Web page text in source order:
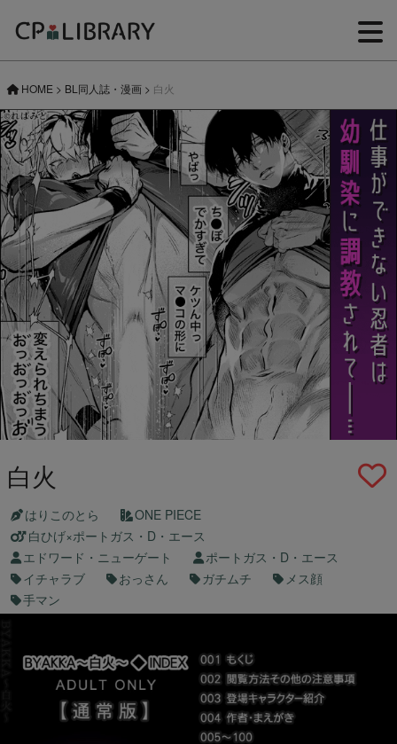
HOME > BL同人誌・漫画 > 白火
白火
はりこのとら
ONE PIECE
白ひげ×ポートガス・D・エース
エドワード・ニューゲート
ポートガス・D・エース
イチャラブ
おっさん ガチムチ
メス顔
手マン